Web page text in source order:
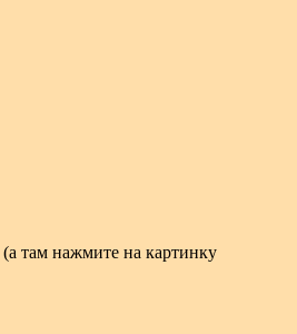
(а там нажмите на картинку